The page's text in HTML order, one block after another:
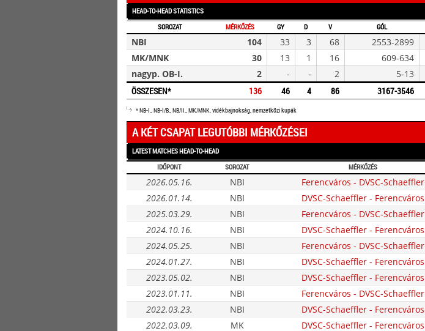
HEAD-TO-HEAD STATISTICS
SOROZAT
MÉRKŐZÉS GY D V GÓL
NBI 104 33 3 68 2553-2899
MK/MNK
30 13 1 16 609-634
nagyp. OB-I.
2 - - 2 5-13
ÖSSZESEN*
136 46 4 86 3167-3546
* NB-I., NB-I/B., NB/II., MK/MNK, vidékbajnokság, nemzetközi kupák
A KÉT CSAPAT LEGUTÓBBI MÉRKŐZÉSEI
LATEST MATCHES HEAD-TO-HEAD
IDŐPONT
SOROZAT MÉRKŐZÉS
2026.05.16. NBI Ferencváros - DVSC-Schaeffler
2026.01.14.
NBI DVSC-Schaeffler - Ferencváros
2025.03.29.
NBI Ferencváros - DVSC-Schaeffler
2024.10.16.
NBI DVSC-Schaeffler - Ferencváros
2024.05.25.
NBI Ferencváros - DVSC-Schaeffler
2024.01.27.
NBI DVSC-Schaeffler - Ferencváros
2023.05.02.
NBI DVSC-Schaeffler - Ferencváros
2023.01.11.
NBI Ferencváros - DVSC-Schaeffler
2022.03.23.
NBI DVSC-Schaeffler - Ferencváros
2022.03.09.
MK DVSC-Schaeffler - Ferencváros